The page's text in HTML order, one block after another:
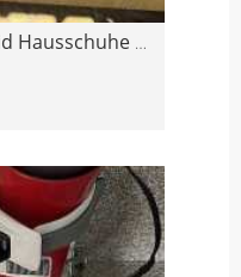
Meerjungfrau / Mermaid Hausschuhe Gr. 39 - 41